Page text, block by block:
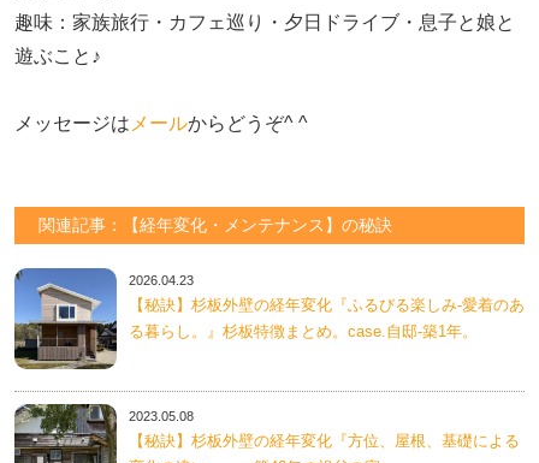
趣味：家族旅行・カフェ巡り・夕日ドライブ・息子と娘と
遊ぶこと♪
メッセージは メールからどうぞ^ ^
関連記事：【経年変化・メンテナンス】の秘訣
2026.04.23
【秘訣】杉板外壁の経年変化『ふるびる楽しみ-愛着のあ
る暮らし。』杉板特徴まとめ。case.自邸-築1年。
2023.05.08
【秘訣】杉板外壁の経年変化『方位、屋根、基礎による